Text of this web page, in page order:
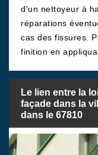
d'un nettoyeur à
réparations
cas des fissures.
finition en
Le lien entre la
façade dans la
dans le 67810